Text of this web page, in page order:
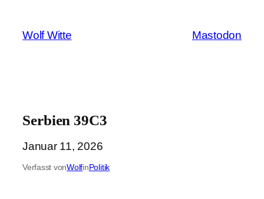
springen
Wolf Witte Mastodon
Serbien 39C3
Januar 11, 2026
Verfasst vonWolfinPolitik